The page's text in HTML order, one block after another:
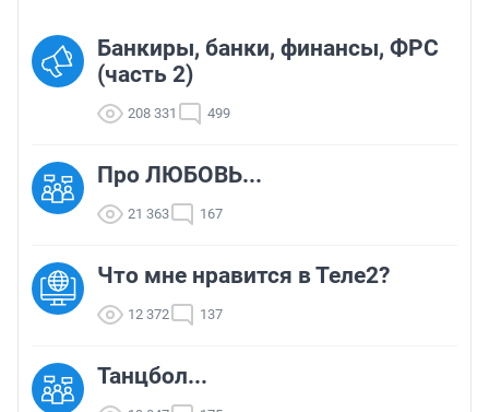
Банкиры, банки, финансы, ФРС
(часть 2)
208 331 499
Про ЛЮБОВЬ...
21 363 167
Что мне нравится в Теле2?
12 372 137
Танцбол...